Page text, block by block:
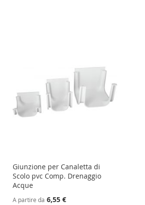
Giunzione per Canaletta di
Scolo pvc Comp. Drenaggio
Acque
A partire da 6,55 €